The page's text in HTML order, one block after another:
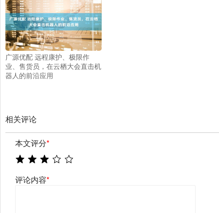
广源优配 远程康护、极限作
业、售货员，在云栖大会直击机
器人的前沿应用
相关评论
本文评分*
评论内容*